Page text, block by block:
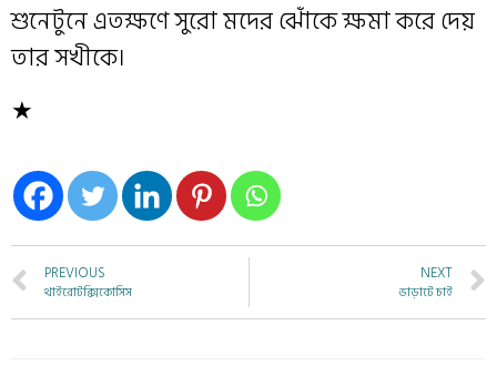
শুনেটুনে এতক্ষণে সুরো মদের ঝোঁকে ক্ষমা করে দেয়
তার সখীকে।
★
PREVIOUS
থাইরোটক্সিকোসিস
NEXT
ভাড়াটে চাই